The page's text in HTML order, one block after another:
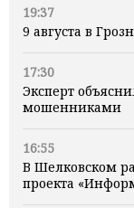
19:37
9 августа в
17:30
Эксперт
мошенниками
16:55
В Шелковском
проекта